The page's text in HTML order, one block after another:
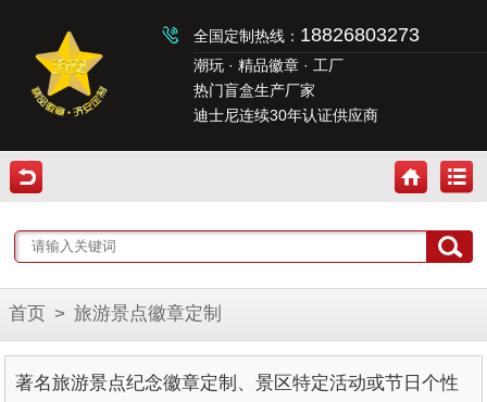
全国定制热线： 18826803273
潮玩 · 精品徽章 · 工厂
热门盲盒生产厂家
迪士尼连续30年认证供应商
首页 > 旅游景点徽章定制
著名旅游景点纪念徽章定制、景区特定活动或节日个性